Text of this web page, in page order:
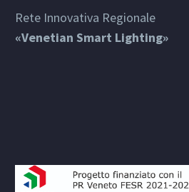
Rete Innovativa Regionale
«Venetian Smart Lighting»